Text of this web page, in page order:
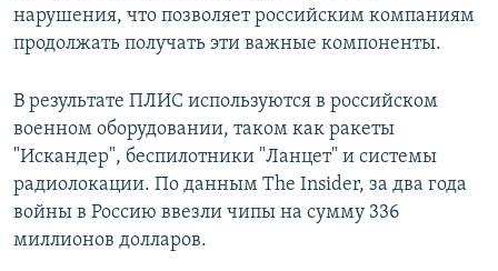
нарушения, что позволяет российским компаниям
продолжать получать эти важные компоненты.
В результате ПЛИС используются в российском
военном оборудовании, таком как ракеты
"Искандер", беспилотники "Ланцет" и системы
радиолокации. По данным The Insider, за два года
войны в Россию ввезли чипы на сумму 336
миллионов долларов.